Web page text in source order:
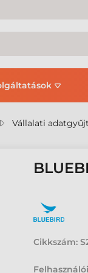
Vállalati
Cikkszám: